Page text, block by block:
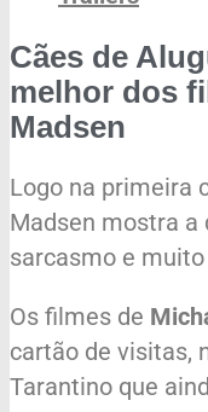
Cães de
melhor dos
Madsen
Logo na primeira
Madsen mostra a
sarcasmo e
Os filmes de
cartão de visitas,
Tarantino que